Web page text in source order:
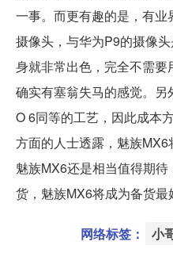
一事。而更有趣的是，有
摄像头，与华为P9的摄像
身就非常出色，完全不需
确实有塞翁失马的感觉。
O 6同等的工艺，因此成本
方面的人士透露，魅族MX6
魅族MX6还是相当值得期
货，魅族MX6将成为备货最
网络标签： 小